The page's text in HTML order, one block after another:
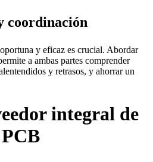
coordinación
y eficaz es crucial. Abordar
a ambas partes comprender
y retrasos, y ahorrar un
integral de